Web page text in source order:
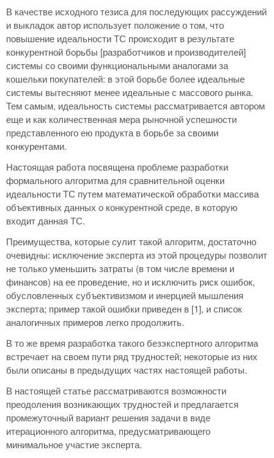
В качестве исходного тезиса для последующих рассуждений
и выкладок автор использует положение о том, что
повышение идеальности ТС происходит в результате
конкурентной борьбы [разработчиков и производителей]
системы со своими функциональными аналогами за
кошельки покупателей: в этой борьбе более идеальные
системы вытесняют менее идеальные с массового рынка.
Тем самым, идеальность системы рассматривается автором
еще и как количественная мера рыночной успешности
представленного ею продукта в борьбе за своими
конкурентами.
Настоящая работа посвящена проблеме разработки
формального алгоритма для сравнительной оценки
идеальности ТС путем математической обработки массива
объективных данных о конкурентной среде, в которую
входит данная ТС.
Преимущества, которые сулит такой алгоритм, достаточно
очевидны: исключение эксперта из этой процедуры позволит
не только уменьшить затраты (в том числе времени и
финансов) на ее проведение, но и исключить риск ошибок,
обусловленных субъективизмом и инерцией мышления
эксперта; пример такой ошибки приведен в [1], и список
аналогичных примеров легко продолжить.
В то же время разработка такого безэкспертного алгоритма
встречает на своем пути ряд трудностей; некоторые из них
были описаны в предыдущих частях настоящей работы.
В настоящей статье рассматриваются возможности
преодоления возникающих трудностей и предлагается
промежуточный вариант решения задачи в виде
итерационного алгоритма, предусматривающего
минимальное участие эксперта.